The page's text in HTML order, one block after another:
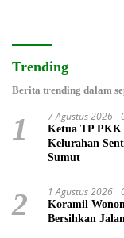
Trending
Berita trending dalam
1 7 Agustus 2026
Ketua TP PKK
Kelurahan
Sumut
2 1 Agustus 2026
Koramil
Bersihkan